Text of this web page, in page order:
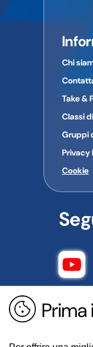
Prima
Chi
Take &
Classi
Gruppi
Privacy
Cookie